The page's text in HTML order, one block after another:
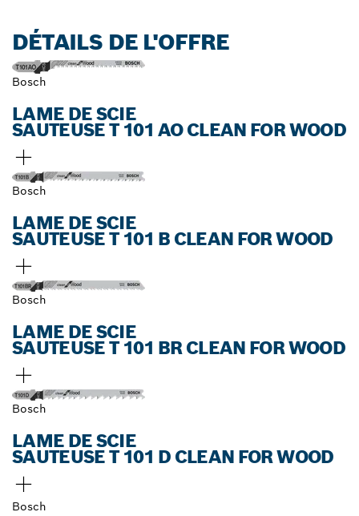
DÉTAILS DE L'OFFRE
Bosch
LAME DE SCIE
SAUTEUSE T 101 AO CLEAN FOR WOOD
Bosch
LAME DE SCIE
SAUTEUSE T 101 B CLEAN FOR WOOD
Bosch
LAME DE SCIE
SAUTEUSE T 101 BR CLEAN FOR WOOD
Bosch
LAME DE SCIE
SAUTEUSE T 101 D CLEAN FOR WOOD
Bosch